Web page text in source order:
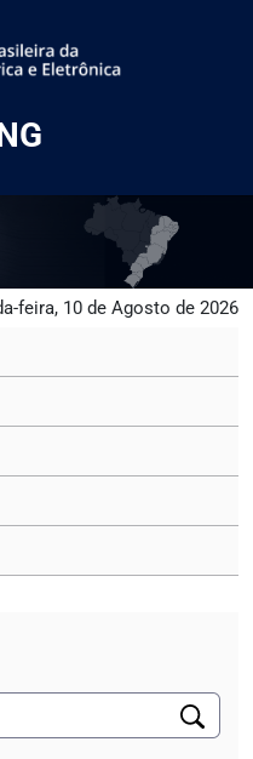
feira, 10 de Agosto de 2026